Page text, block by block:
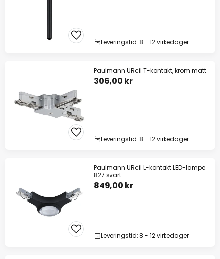
Leveringstid: 8 - 12 virkedager
Paulmann URail T-kontakt, krom matt
306,00 kr
Leveringstid: 8 - 12 virkedager
Paulmann URail L-kontakt LED-lampe
827 svart
849,00 kr
Leveringstid: 8 - 12 virkedager